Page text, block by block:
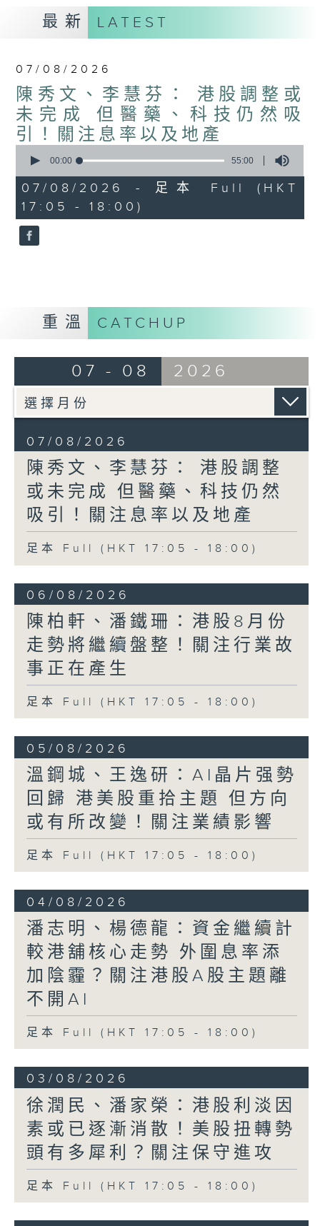
星期四【解鎖A股賽道】探索北水流向
星期五 【金錢本色——透視華爾街】直擊美
走在理財第e線。
最新 LATEST
07/08/2026
陳秀文、李慧芬： 港股調整或
未完成 但醫藥、科技仍然吸
引！關注息率以及地產
seconds
55
minutes,
0
seconds
00:00 55:00
07/08/2026 - 足本 Full (HKT
17:05 - 18:00)
重溫 CATCHUP
07 - 08 2026
07/08/2026
陳秀文、李慧芬： 港股調整
或未完成 但醫藥、科技仍然
吸引！關注息率以及地產
足本 Full (HKT 17:05 - 18:00)
06/08/2026
陳柏軒、潘鐵珊：港股8月份
走勢將繼續盤整！關注行業故
事正在產生
足本 Full (HKT 17:05 - 18:00)
05/08/2026
溫鋼城、王逸研：AI晶片强勢
回歸 港美股重拾主題 但方向
或有所改變！關注業績影響
足本 Full (HKT 17:05 - 18:00)
04/08/2026
潘志明、楊德龍：資金繼續計
較港舖核心走勢 外圍息率添
加陰霾？關注港股A股主題離
不開AI
足本 Full (HKT 17:05 - 18:00)
03/08/2026
徐潤民、潘家榮：港股利淡因
素或已逐漸消散！美股扭轉勢
頭有多犀利？關注保守進攻
足本 Full (HKT 17:05 - 18:00)